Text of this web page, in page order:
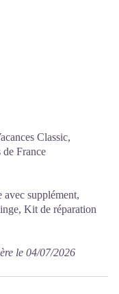
Classic,
de France
supplément,
Kit de réparation
le 04/07/2026